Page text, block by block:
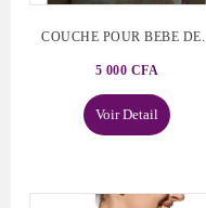
COUCHE POUR BEBE DE...
5 000 CFA
Voir Detail